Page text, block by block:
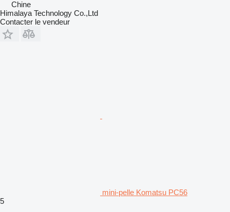
Chine
Himalaya Technology Co.,Ltd
Contacter le vendeur
mini-pelle Komatsu PC56
5